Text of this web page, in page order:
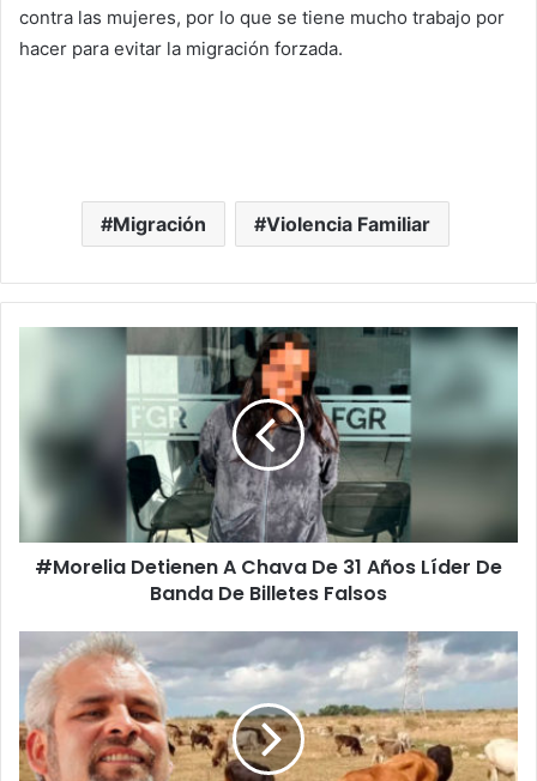
contra las mujeres, por lo que se tiene mucho trabajo por
hacer para evitar la migración forzada.
Migración Violencia Familiar
Años
De
Banda
#Morelia Detienen A Chava De 31 Años Líder De
Banda De Billetes Falsos
Bedolla:
Sí
Señor
Yo
Soy
Güero